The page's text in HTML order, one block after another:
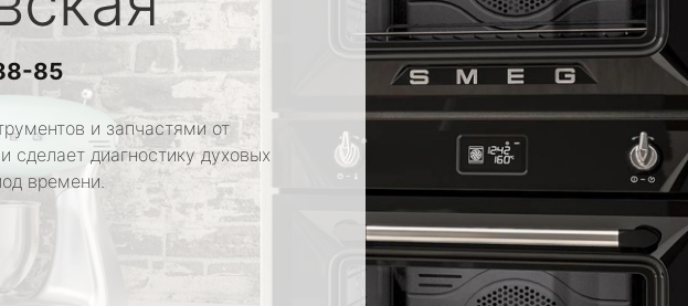
85
и запчастями от
сделает диагностику духовых
времени.